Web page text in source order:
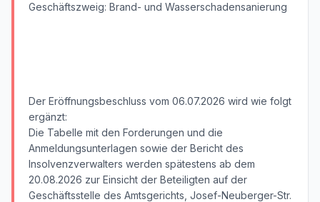
Geschäftszweig: Brand- und Wasserschadensanierung
Der Eröffnungsbeschluss vom 06.07.2026 wird wie folgt
ergänzt:
Die Tabelle mit den Forderungen und die
Anmeldungsunterlagen sowie der Bericht des
Insolvenzverwalters werden spätestens ab dem
20.08.2026 zur Einsicht der Beteiligten auf der
Geschäftsstelle des Amtsgerichts, Josef-Neuberger-Str.